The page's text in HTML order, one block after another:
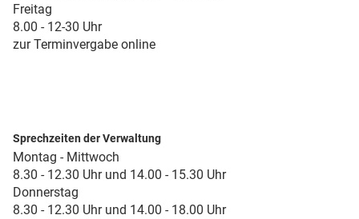
Freitag
8.00 - 12-30 Uhr
zur Terminvergabe online
Sprechzeiten der Verwaltung
Montag - Mittwoch
8.30 - 12.30 Uhr und 14.00 - 15.30 Uhr
Donnerstag
8.30 - 12.30 Uhr und 14.00 - 18.00 Uhr